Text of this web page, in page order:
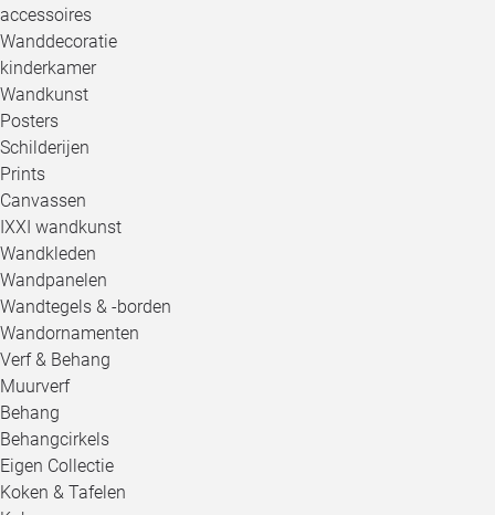
accessoires
Wanddecoratie
kinderkamer
Wandkunst
Posters
Schilderijen
Prints
Canvassen
IXXI wandkunst
Wandkleden
Wandpanelen
Wandtegels & -borden
Wandornamenten
Verf & Behang
Muurverf
Behang
Behangcirkels
Eigen Collectie
Koken & Tafelen